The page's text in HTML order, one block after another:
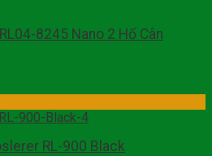
8245 Nano 2 Hố Cân
RL-900 Black